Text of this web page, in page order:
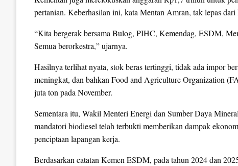
pertanian. Keberhasilan ini, kata Mentan Amran, tak lepas
“Kita bergerak bersama Bulog, PIHC, Kemendag, ESDM,
Semua berorkestra,” ujarnya.
Hasilnya terlihat nyata, stok beras tertinggi, tidak ada impor
meningkat, dan bahkan Food and Agriculture Organization
juta ton pada November.
Sementara itu, Wakil Menteri Energi dan Sumber Daya
mandatori biodiesel telah terbukti memberikan dampak
penciptaan lapangan kerja.
Berdasarkan catatan Kemen ESDM, pada tahun 2024 dan